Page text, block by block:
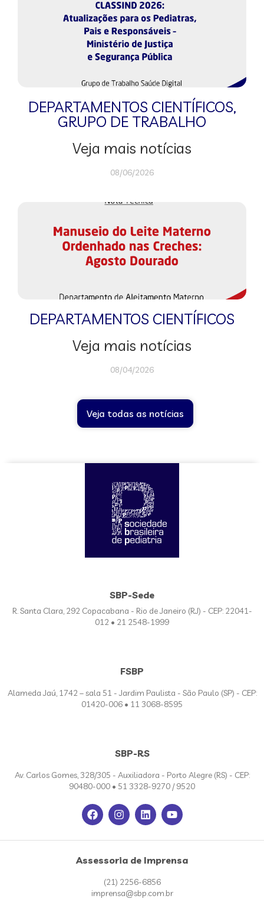
DEPARTAMENTOS CIENTÍFICOS,
GRUPO DE TRABALHO
Veja mais notícias
08/06/2026
DEPARTAMENTOS CIENTÍFICOS
Veja mais notícias
08/04/2026
Veja todas as notícias
SBP-Sede
R. Santa Clara, 292 Copacabana - Rio de Janeiro (RJ) - CEP: 22041-
012 • 21 2548-1999
FSBP
Alameda Jaú, 1742 – sala 51 - Jardim Paulista - São Paulo (SP) - CEP:
01420-006 • 11 3068-8595
SBP-RS
Av. Carlos Gomes, 328/305 - Auxiliadora - Porto Alegre (RS) - CEP:
90480-000 • 51 3328-9270 / 9520
Assessoria de Imprensa
(21) 2256-6856
imprensa@sbp.com.br